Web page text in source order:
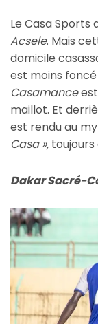
Le Casa Sports
Acsele. Mais
domicile
est moins foncé
Casamance
maillot. Et
est rendu au
Casa », toujours
Dakar Sacré-